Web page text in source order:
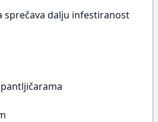
sprečava dalju infestiranost